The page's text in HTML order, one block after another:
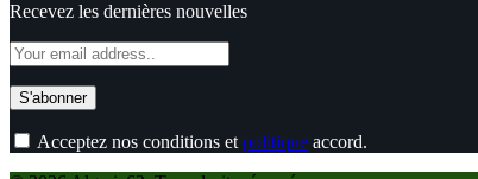
Recevez les dernières nouvelles
Acceptez nos conditions et politique accord.